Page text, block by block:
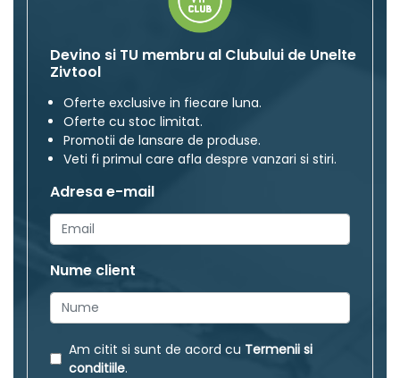
Devino si TU membru al Clubului de Unelte
Zivtool
Oferte exclusive in fiecare luna.
Oferte cu stoc limitat.
Promotii de lansare de produse.
Veti fi primul care afla despre vanzari si stiri.
Adresa e-mail
Nume client
Am citit si sunt de acord cu Termenii si
conditiile.